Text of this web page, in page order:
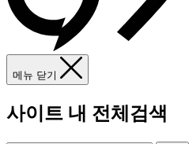
메뉴 닫기
사이트 내 전체검색